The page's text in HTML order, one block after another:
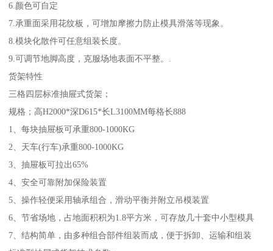
6.颜色可自定
7.承重面采用花纹板，可增加摩擦力防止模具滑落等现象。
8.模块化散件可任意组装长度。
9.可调节地脚高度，克服场地表面不平整。.
货架特性
三格四层标准抽屉式货架；
规格；高H2000*深D615*长L3100MM每格长888
1、每块抽屉板可承重800-1000KG
2、天车(行车)承重800-1000KG
3、抽屉板可拉出65%
4、安全可靠附加保险装置
5、操作轻便采用轴承组合，滑动平衡并附立吊模装置
6、节省场地，占地面积积为1.8平方米，可存放几十套中小型模具
7、结构简单，由多种组合部件组装而成，便于拆卸、运输和组装